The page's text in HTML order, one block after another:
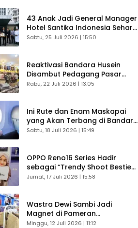
43 Anak Jadi General Manager
Hotel Santika Indonesia Sehari
Sukses Digelar
Sabtu, 25 Juli 2026 | 15:50
Reaktivasi Bandara Husein
Disambut Pedagang Pasar
Baru, Diyakini Bangkitkan
Rabu, 22 Juli 2026 | 13:05
Ini Rute dan Enam Maskapai
yang Akan Terbang di Bandara
Husein Sastranegara
Sabtu, 18 Juli 2026 | 15:49
OPPO Reno16 Series Hadir
sebagai “Trendy Shoot Bestie”,
Bikin Konten Kreator Makin
Jumat, 17 Juli 2026 | 15:58
Wastra Dewi Sambi Jadi
Magnet di Pameran
Dekranasda, Banyak Diminati
Minggu, 12 Juli 2026 | 11:12